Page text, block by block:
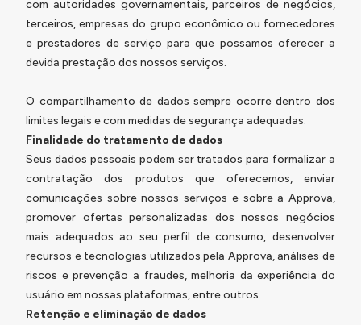
com autoridades governamentais, parceiros de negócios,
terceiros, empresas do grupo econômico ou fornecedores
e prestadores de serviço para que possamos oferecer a
devida prestação dos nossos serviços.
O compartilhamento de dados sempre ocorre dentro dos
limites legais e com medidas de segurança adequadas.
Finalidade do tratamento de dados
Seus dados pessoais podem ser tratados para formalizar a
contratação dos produtos que oferecemos, enviar
comunicações sobre nossos serviços e sobre a Approva,
promover ofertas personalizadas dos nossos negócios
mais adequados ao seu perfil de consumo, desenvolver
recursos e tecnologias utilizados pela Approva, análises de
riscos e prevenção a fraudes, melhoria da experiência do
usuário em nossas plataformas, entre outros.
Retenção e eliminação de dados